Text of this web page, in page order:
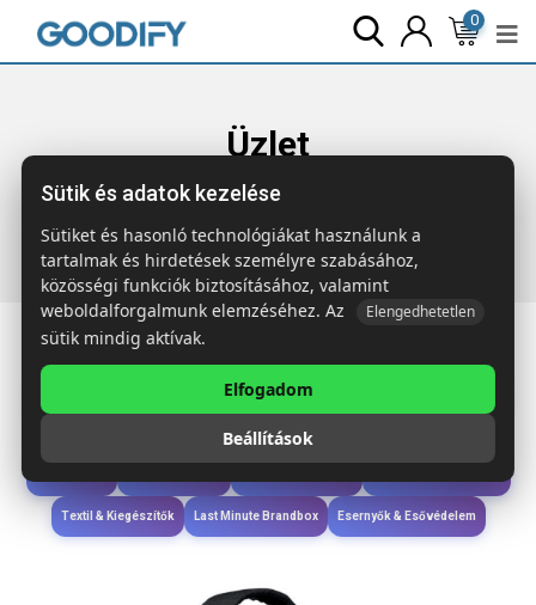
0
Üzlet
Főoldal Termékek Táskák & Utazás
RPET hátitáska
Étkezés & Ivás
Wellness & Ápolás
Textil & Kiegészítők Last Minute Brandbox Esernyők & Esővédelem
Sütik és adatok kezelése
Sütiket és hasonló technológiákat használunk a
tartalmak és hirdetések személyre szabásához,
közösségi funkciók biztosításához, valamint
weboldalforgalmunk elemzéséhez. Az
Elengedhetetlen
sütik mindig aktívak.
Elfogadom
Beállítások